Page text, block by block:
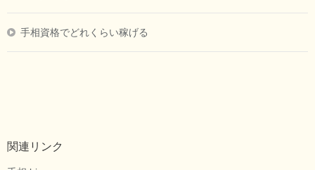
手相資格でどれくらい稼げる
関連リンク